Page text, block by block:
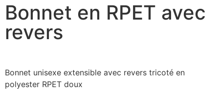
Bonnet en RPET avec
revers
Bonnet unisexe extensible avec revers tricoté en
polyester RPET doux